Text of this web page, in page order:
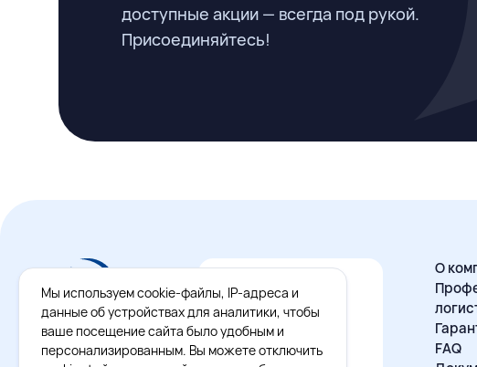
доступные акции — всегда под рукой.
Присоединяйтесь!
О
FAQ
Мы используем cookie-файлы, IP-адреса и
данные об устройствах для аналитики, чтобы
ваше посещение сайта было удобным и
персонализированным. Вы можете отключить